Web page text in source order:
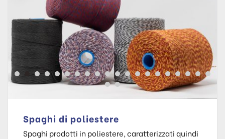
Spaghi di poliestere
Spaghi prodotti in poliestere, caratterizzati quindi